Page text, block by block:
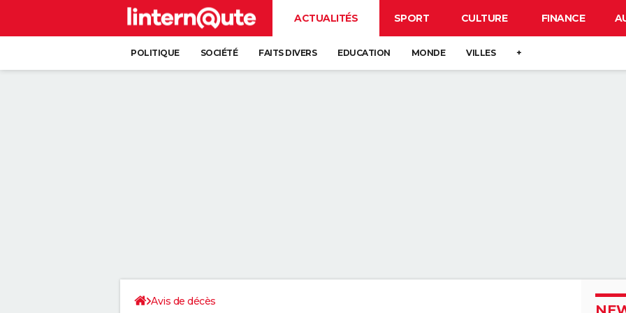
ACTUALITÉS SPORT CULTURE FINANCE
POLITIQUE SOCIÉTÉ FAITS DIVERS EDUCATION MONDE VILLES +
Avis de décès